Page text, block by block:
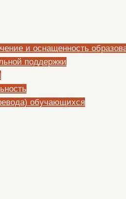
и оснащенность
поддержки
обучающихся